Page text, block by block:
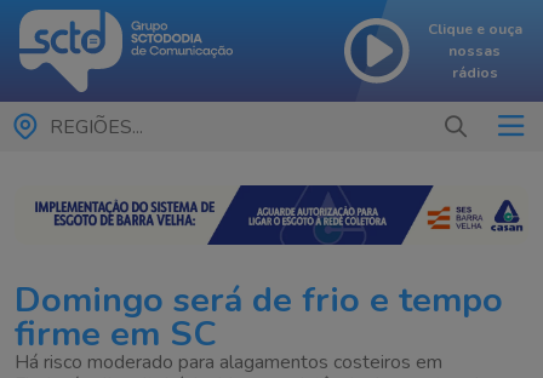
Clique e ouça
nossas
rádios
REGIÕES...
Domingo será de frio e tempo
firme em SC
Há risco moderado para alagamentos costeiros em